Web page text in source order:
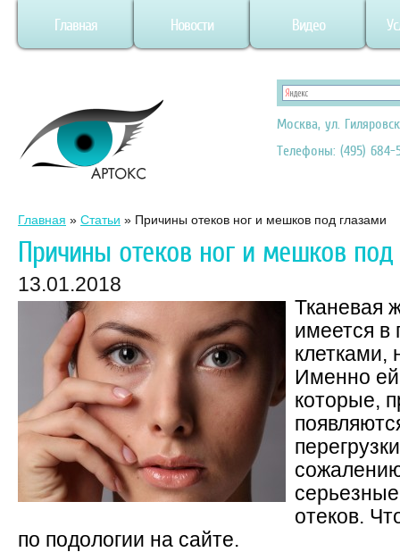
Главная Новости Видео
Москва, ул.
Телефоны: (495) 684-
Главная » Статьи » Причины отеков ног и мешков под глазами
Причины отеков ног и мешков под
13.01.2018
Тканевая
имеется в
клетками,
Именно
которые,
отеков.
по подологии на сайте.